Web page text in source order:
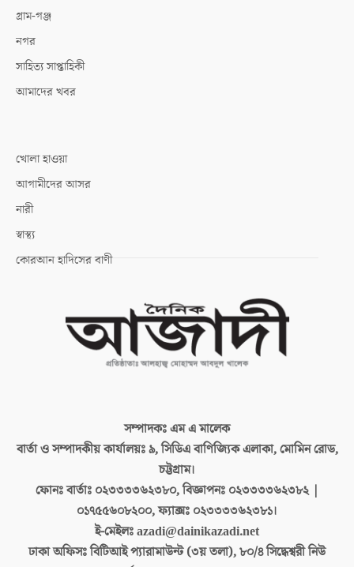
গ্রাম-গঞ্জ
নগর
সাহিত্য সাপ্তাহিকী
আমাদের খবর
খোলা হাওয়া
আগামীদের আসর
নারী
স্বাস্থ্য
কোরআন হাদিসের বাণী
সম্পাদকঃএম এ মালেক
বার্তা ও সম্পাদকীয় কার্যালয়ঃ৯, সিডিএ বাণিজ্যিক এলাকা, মোমিন রোড,
চট্টগ্রাম।
ফোনঃ বার্তাঃ ০২৩৩৩৩৬২৩৮০, বিজ্ঞাপনঃ ০২৩৩৩৩৬২৩৮২ |
০১৭৫৫৬০৮২০০, ফ্যাক্সঃ ০২৩৩৩৩৬২৩৮১।
ই-মেইলঃazadi@dainikazadi.net
ঢাকা অফিসঃবিটিআই প্যারামাউন্ট (৩য় তলা), ৮০/৪ সিদ্ধেশ্বরী নিউ